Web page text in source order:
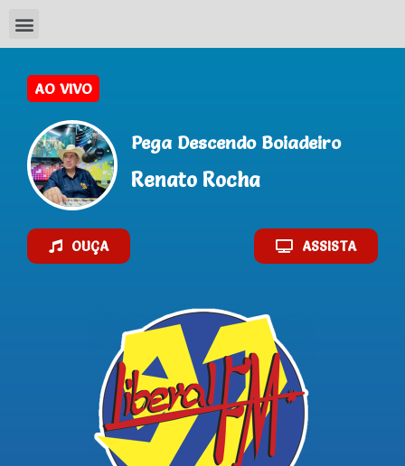
Pega Descendo Boiadeiro
Renato Rocha
OUÇA ASSISTA